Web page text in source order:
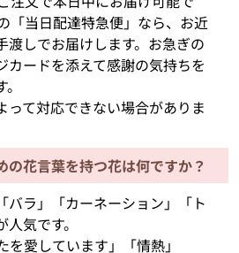
「当日配達特急便」なら、お近
渡しでお届けします。お急ぎの
カードを添えて感謝の気持ちを
て対応できない場合がありま
の花言葉を持つ花は何ですか？
バラ」「カーネーション」「ト
気です。
を愛しています」「情熱」